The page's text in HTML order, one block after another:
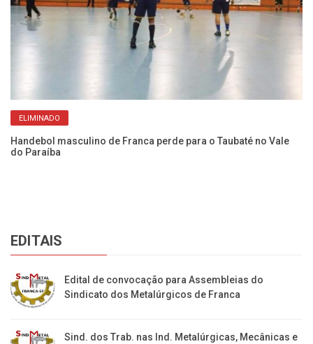
ELIMINADO
Handebol masculino de Franca perde para o Taubaté no Vale
do Paraíba
EDITAIS
Edital de convocação para Assembleias do
Sindicato dos Metalúrgicos de Franca
Sind. dos Trab. nas Ind. Metalúrgicas, Mecânicas e